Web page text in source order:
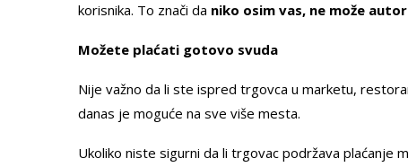
korisnika. To znači da niko osim vas, ne može
Možete plaćati gotovo svuda
Nije važno da li ste ispred trgovca u marketu,
danas je moguće na sve više mesta.
Ukoliko niste sigurni da li trgovac podržava plaćanje